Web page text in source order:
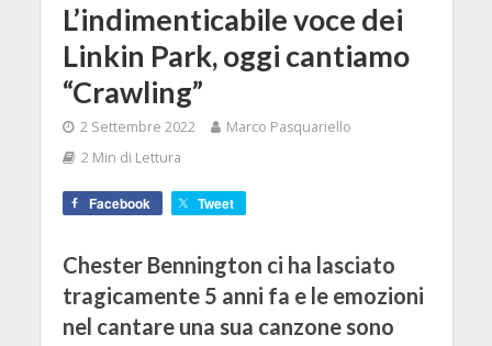
L’indimenticabile voce dei
Linkin Park, oggi cantiamo
“Crawling”
2 Settembre 2022
Marco Pasquariello
2 Min di Lettura
Facebook Tweet
Chester Bennington ci ha lasciato
tragicamente 5 anni fa e le emozioni
nel cantare una sua canzone sono